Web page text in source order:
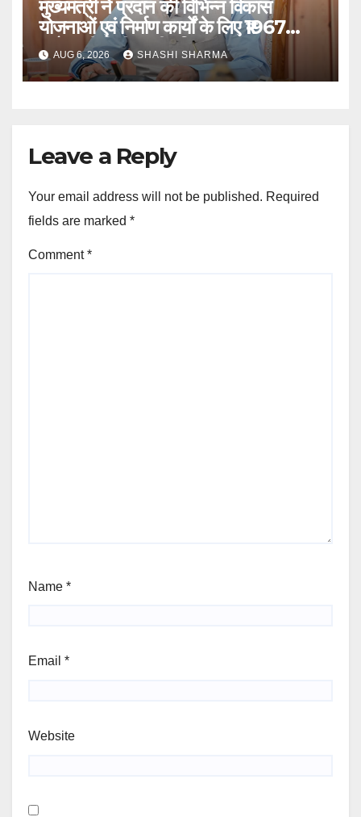
मुख्यमंत्री ने प्रदान की विभिन्न विकास
योजनाओं एवं निर्माण कार्यों के लिए ₹1967
करोड़ की वित्तीय स्वीकृति
AUG 6, 2026 SHASHI SHARMA
Leave a Reply
Your email address will not be published. Required
fields are marked *
Comment*
Name *
Email *
Website